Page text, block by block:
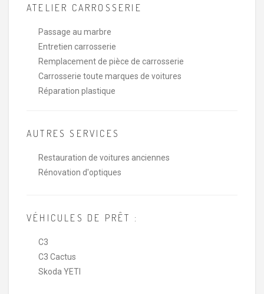
ATELIER CARROSSERIE
Passage au marbre
Entretien carrosserie
Remplacement de pièce de carrosserie
Carrosserie toute marques de voitures
Réparation plastique
AUTRES SERVICES
Restauration de voitures anciennes
Rénovation d'optiques
VÉHICULES DE PRÊT :
C3
C3 Cactus
Skoda YETI